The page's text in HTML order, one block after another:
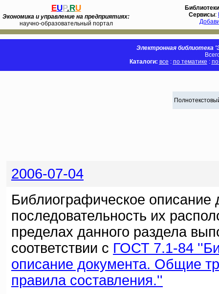
EUP.RU
Экономика и управление на предприятиях:
научно-образовательный портал
Библиотеки
Сервисы:
Электронная библиотека
Каталоги: все : по тематике :
2006-07-04
Библиографическое описание
последовательность их
пределах данного раздела
соответствии с ГОСТ 7.1-84
описание документа. Общие
правила составления.''